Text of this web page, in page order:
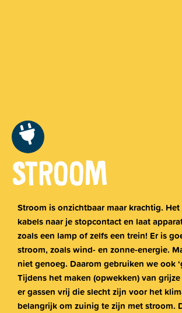
STROOM
Stroom is onzichtbaar maar krachtig.
kabels naar je stopcontact en laat
zoals een lamp of zelfs een trein! Er is
stroom, zoals wind- en zonne-energie.
niet genoeg. Daarom gebruiken we ook ‘
Tijdens het maken (opwekken) van
er gassen vrij die slecht zijn voor het
belangrijk om zuinig te zijn met stroom.